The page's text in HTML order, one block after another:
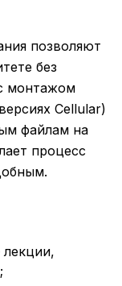
позволяют
без
монтажом
Cellular)
файлам на
процесс